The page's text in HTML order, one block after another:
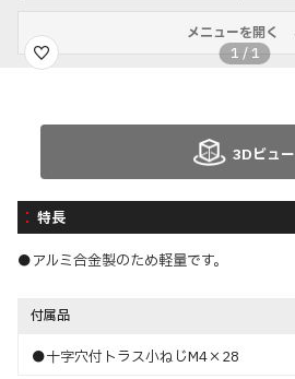
メニューを開く
1 /1
3Dビュー
特長
●アルミ合金製のため軽量です。
付属品
●十字穴付トラス小ねじM4×28